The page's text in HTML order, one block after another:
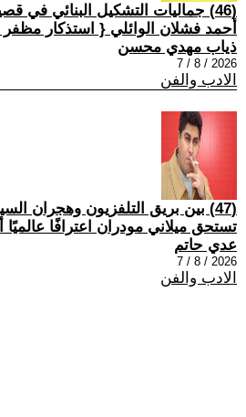
(46) جماليات التشكيل البنائي في
أحمد فشلان الوائلي { استذكار مظفر
ذياب مهدي محسن
2026 / 8 / 7
الادب والفن
(47) بين بريق التلفزيون وهجران
تستحق ميلاني مودران اعترافًا عالميًا
عدي حاتم
2026 / 8 / 7
الادب والفن